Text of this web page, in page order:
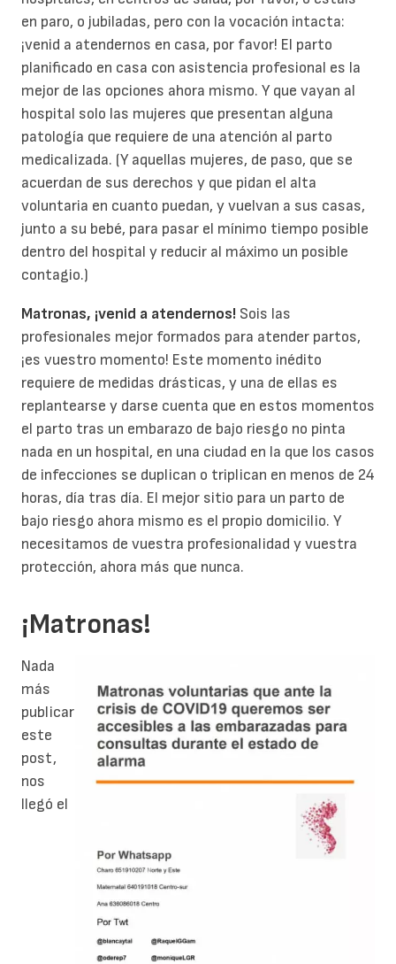
en paro, o jubiladas, pero con la vocación intacta:
¡venid a atendernos en casa, por favor! El parto
planificado en casa con asistencia profesional es la
mejor de las opciones ahora mismo. Y que vayan al
hospital solo las mujeres que presentan alguna
patología que requiere de una atención al parto
medicalizada. (Y aquellas mujeres, de paso, que se
acuerdan de sus derechos y que pidan el alta
voluntaria en cuanto puedan, y vuelvan a sus casas,
junto a su bebé, para pasar el mínimo tiempo posible
dentro del hospital y reducir al máximo un posible
contagio.)
Matronas, ¡venid a atendernos! Sois las
profesionales mejor formados para atender partos,
¡es vuestro momento! Este momento inédito
requiere de medidas drásticas, y una de ellas es
replantearse y darse cuenta que en estos momentos
el parto tras un embarazo de bajo riesgo no pinta
nada en un hospital, en una ciudad en la que los casos
de infecciones se duplican o triplican en menos de 24
horas, día tras día. El mejor sitio para un parto de
bajo riesgo ahora mismo es el propio domicilio. Y
necesitamos de vuestra profesionalidad y vuestra
protección, ahora más que nunca.
¡Matronas!
Nada
más
publicar
este
post,
nos
llegó el